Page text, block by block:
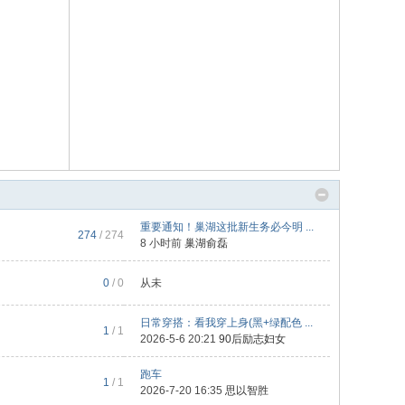
274 / 274
重要通知！巢湖这批新生务必今明 ...
8 小时前 巢湖俞磊
0 / 0 从未
1 / 1
日常穿搭：看我穿上身(黑+绿配色 ...
2026-5-6 20:21 90后励志妇女
1 / 1
跑车
2026-7-20 16:35 思以智胜